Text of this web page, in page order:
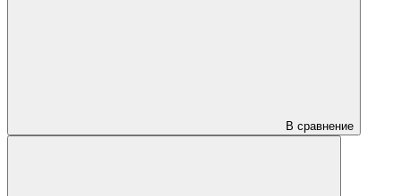
В сравнение